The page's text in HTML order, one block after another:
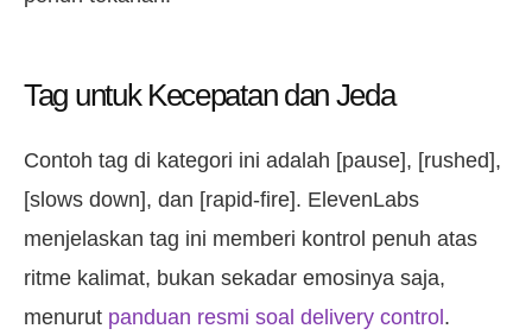
Tag untuk Kecepatan dan Jeda
Contoh tag di kategori ini adalah [pause], [rushed],
[slows down], dan [rapid-fire]. ElevenLabs
menjelaskan tag ini memberi kontrol penuh atas
ritme kalimat, bukan sekadar emosinya saja,
menurut panduan resmi soal delivery control .